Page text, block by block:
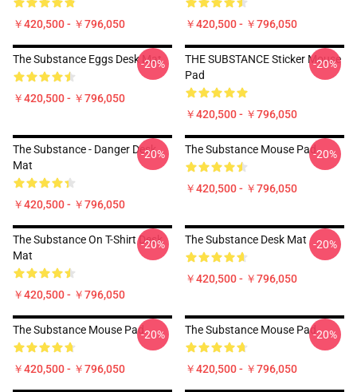
￥420,500 - ￥796,050 ￥420,500 - ￥796,050
The Substance Eggs Desk Mat
￥420,500 - ￥796,050
-20%
THE SUBSTANCE Sticker Mouse
Pad
￥420,500 - ￥796,050
-20%
The Substance - Danger Desk
Mat
￥420,500 - ￥796,050
-20% The Substance Mouse Pad
￥420,500 - ￥796,050
-20%
The Substance On T-Shirt Desk
Mat
￥420,500 - ￥796,050
-20% The Substance Desk Mat
￥420,500 - ￥796,050
-20%
The Substance Mouse Pad
￥420,500 - ￥796,050
-20% The Substance Mouse Pad
￥420,500 - ￥796,050
-20%